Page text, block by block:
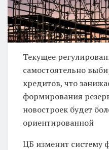
Текущее
самостоятельно
кредитов, что
формирования
новостроек будет
ориентированной
ЦБ изменит систему